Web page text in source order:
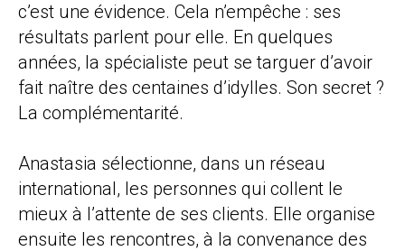
c’est une évidence. Cela n’empêche : ses
résultats parlent pour elle. En quelques
années, la spécialiste peut se targuer d’avoir
fait naître des centaines d’idylles. Son secret ?
La complémentarité.
Anastasia sélectionne, dans un réseau
international, les personnes qui collent le
mieux à l’attente de ses clients. Elle organise
ensuite les rencontres, à la convenance des